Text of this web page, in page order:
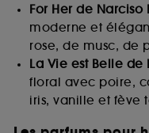
For Her de Narciso
moderne et
rose, de musc, de
La Vie est Belle de
floral avec poire,
iris, vanille et fève